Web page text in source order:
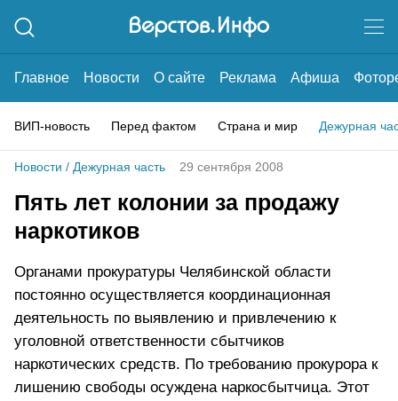
Главное Новости О сайте Реклама Афиша
ВИП-новость Перед фактом Страна и мир Дежурная
Новости / Дежурная часть 29 сентября 2008
Пять лет колонии за продажу
наркотиков
Органами прокуратуры Челябинской области
постоянно осуществляется координационная
деятельность по выявлению и привлечению к
уголовной ответственности сбытчиков
наркотических средств. По требованию прокурора к
лишению свободы осуждена наркосбытчица. Этот